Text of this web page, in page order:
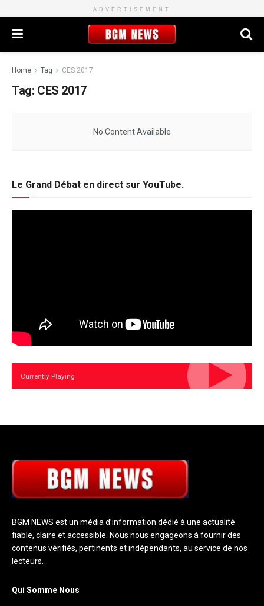
ADVERTISEMENT
Home Tag CES 2017
Tag: CES 2017
No Content Available
Le Grand Débat en direct sur YouTube.
Currently Playing
BGM NEWS est un média d’information dédié à une actualité
fiable, claire et accessible. Nous nous engageons à fournir des
contenus vérifiés, pertinents et indépendants, au service de nos
lecteurs.
Qui Somme Nous